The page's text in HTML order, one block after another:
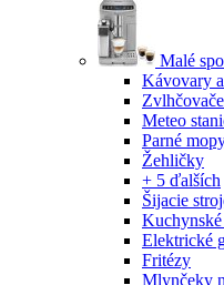
Malé
Kávovary
Meteo
Parné
Žehličky
+ 5 ďalších
Šijacie
Elektrické
Fritézy
Mlynčeky